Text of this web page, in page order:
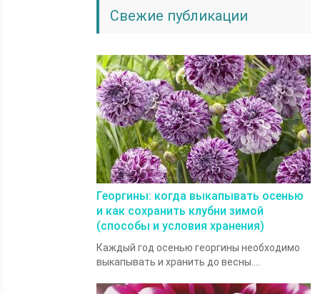
Свежие публикации
Георгины: когда выкапывать осенью
и как сохранить клубни зимой
(способы и условия хранения)
Каждый год осенью георгины необходимо
выкапывать и хранить до весны....